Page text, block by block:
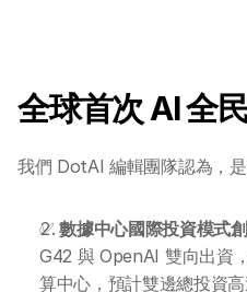
全球首次 AI 全
我們 DotAI 編輯團隊認為，
✅ 數據中心國際投資模式
G42 與 OpenAI 雙向出資
算中心，預計雙邊總投資